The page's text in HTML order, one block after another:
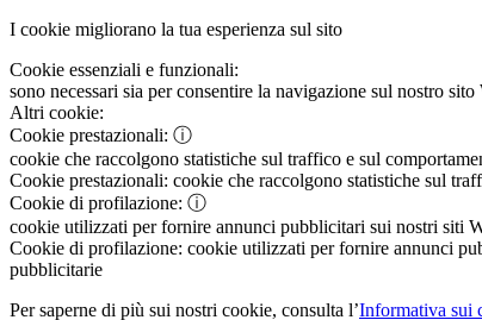
I cookie migliorano la tua esperienza sul sito
Cookie essenziali e funzionali:
sono necessari sia per consentire la navigazione sul nostro
Altri cookie:
Cookie prestazionali: ⓘ
cookie che raccolgono statistiche sul traffico e sul
Cookie prestazionali: cookie che raccolgono statistiche sul
Cookie di profilazione: ⓘ
cookie utilizzati per fornire annunci pubblicitari sui nostri siti
Cookie di profilazione: cookie utilizzati per fornire annunci
pubblicitarie
Per saperne di più sui nostri cookie, consulta l’Informativa sui